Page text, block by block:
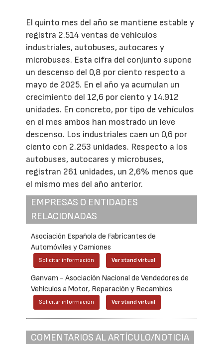
El quinto mes del año se mantiene estable y
registra 2.514 ventas de vehículos
industriales, autobuses, autocares y
microbuses. Esta cifra del conjunto supone
un descenso del 0,8 por ciento respecto a
mayo de 2025. En el año ya acumulan un
crecimiento del 12,6 por ciento y 14.912
unidades. En concreto, por tipo de vehículos
en el mes ambos han mostrado un leve
descenso. Los industriales caen un 0,6 por
ciento con 2.253 unidades. Respecto a los
autobuses, autocares y microbuses,
registran 261 unidades, un 2,6% menos que
el mismo mes del año anterior.
EMPRESAS O ENTIDADES
RELACIONADAS
Asociación Española de Fabricantes de
Automóviles y Camiones
Solicitar información Ver stand virtual
Ganvam - Asociación Nacional de Vendedores de
Vehículos a Motor, Reparación y Recambios
Solicitar información Ver stand virtual
COMENTARIOS AL ARTÍCULO/NOTICIA